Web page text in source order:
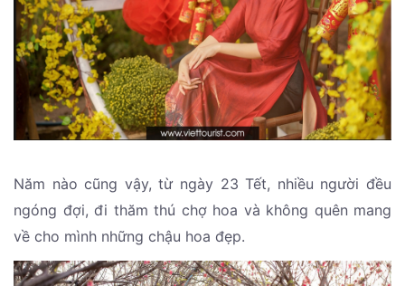
Năm nào cũng vậy, từ ngày 23 Tết, nhiều người đều
ngóng đợi, đi thăm thú chợ hoa và không quên mang
về cho mình những chậu hoa đẹp.